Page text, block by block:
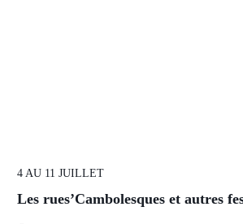
4 AU 11 JUILLET
Les rues’Cambolesques et autres